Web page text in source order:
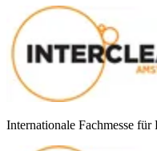
Internationale Fachmesse